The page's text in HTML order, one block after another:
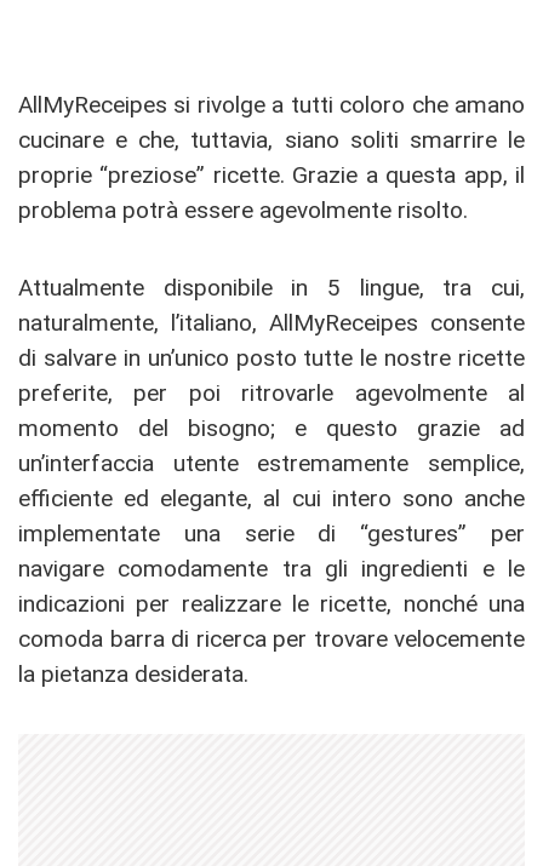
AllMyReceipes si rivolge a tutti coloro che amano
cucinare e che, tuttavia, siano soliti smarrire le
proprie “preziose” ricette. Grazie a questa app, il
problema potrà essere agevolmente risolto.
Attualmente disponibile in 5 lingue, tra cui,
naturalmente, l’italiano, AllMyReceipes consente
di salvare in un’unico posto tutte le nostre ricette
preferite, per poi ritrovarle agevolmente al
momento del bisogno; e questo grazie ad
un’interfaccia utente estremamente semplice,
efficiente ed elegante, al cui intero sono anche
implementate una serie di “gestures” per
navigare comodamente tra gli ingredienti e le
indicazioni per realizzare le ricette, nonché una
comoda barra di ricerca per trovare velocemente
la pietanza desiderata.